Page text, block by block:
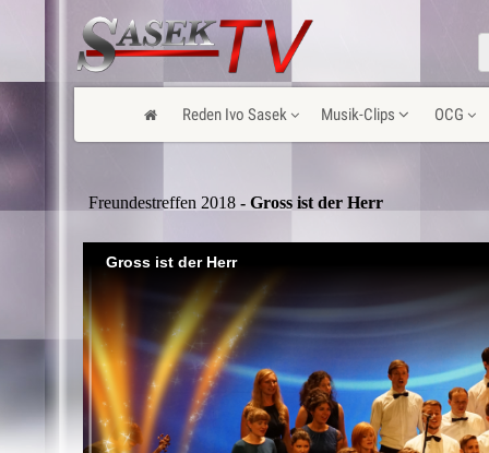
Reden Ivo Sasek Musik-Clips OCG
Freundestreffen 2018 - Gross ist der Herr
Gross ist der Herr